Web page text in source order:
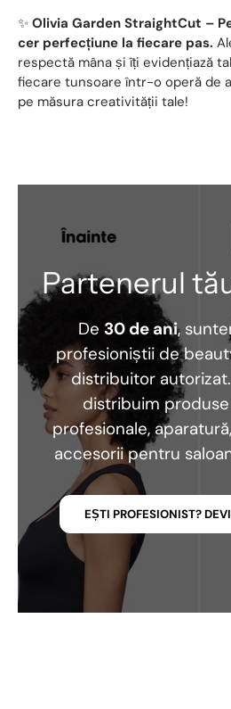
✨ Olivia Garden StraightCut –
cer perfecțiune la fiecare pas.
respectă mâna și îți evidențiază
fiecare tunsoare într-o operă de
pe măsura creativității tale!
Partenerul
De 30 de ani,
profesioniștii de
distribuitor
distribuim
profesionale,
accesorii pentru
EȘTI PROFESIONIST?